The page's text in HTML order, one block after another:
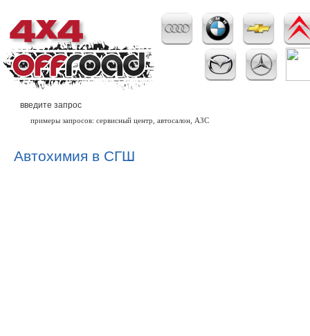
примеры запросов: сервисный центр, автосалон, АЗС
Автохимия в СГШ